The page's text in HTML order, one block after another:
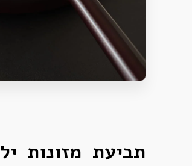
תביעת מזונות